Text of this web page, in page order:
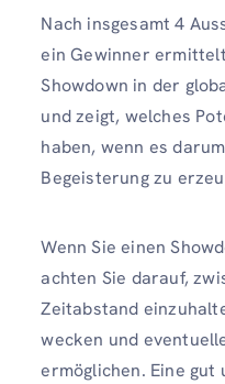
Nach insgesamt 4
ein Gewinner
Showdown in der
und zeigt, welches
haben, wenn es
Begeisterung zu
Wenn Sie einen
achten Sie darauf,
Zeitabstand
wecken und
ermöglichen. Eine gut